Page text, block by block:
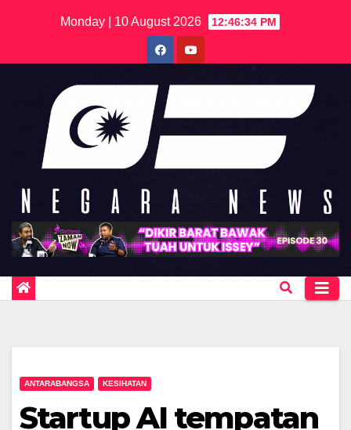
Monday | 10 August 2026 12:46:34 PM
ANTARABANGSA KESIHATAN
Startup AI tempatan